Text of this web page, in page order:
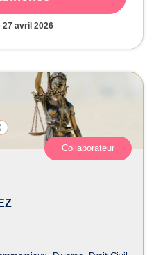
intérêts de nos clients avec
de Solutions : Concevoir et
juridiques les plus
27 avril 2026
)
Collaborateur